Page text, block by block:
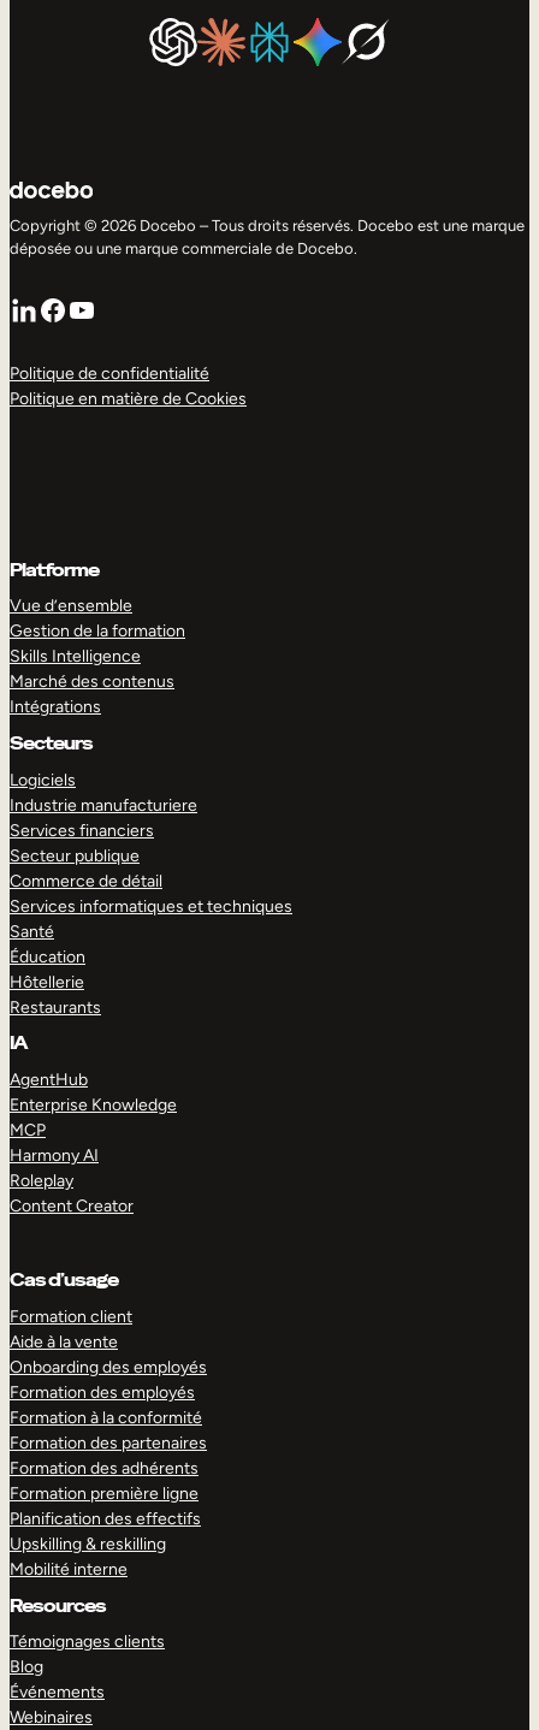
Copyright © 2026 Docebo – Tous droits réservés. Docebo est une marque
déposée ou une marque commerciale de Docebo.
LinkedIn
Facebook
YouTube
Politique de confidentialité
Politique en matière de Cookies
Platforme
Vue d’ensemble
Gestion de la formation
Skills Intelligence
Marché des contenus
Intégrations
Secteurs
Logiciels
Industrie manufacturiere
Services financiers
Secteur publique
Commerce de détail
Services informatiques et techniques
Santé
Éducation
Hôtellerie
Restaurants
IA
AgentHub
Enterprise Knowledge
MCP
Harmony AI
Roleplay
Content Creator
Cas d’usage
Formation client
Aide à la vente
Onboarding des employés
Formation des employés
Formation à la conformité
Formation des partenaires
Formation des adhérents
Formation première ligne
Planification des effectifs
Upskilling & reskilling
Mobilité interne
Resources
Témoignages clients
Blog
Événements
Webinaires